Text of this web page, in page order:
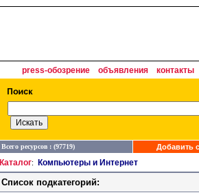
press-обозрение объявления контакты
Всего ресурсов : (97719) Добавить
Каталог: Компьютеры и Интернет
Список подкатегорий: